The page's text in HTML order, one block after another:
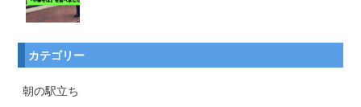
カテゴリー
朝の駅立ち